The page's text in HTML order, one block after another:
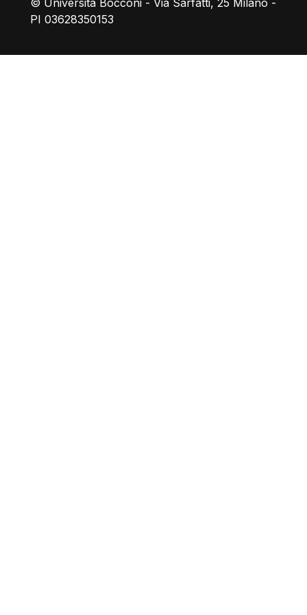
© Università Bocconi - Via Sarfatti, 25 Milano -
PI 03628350153